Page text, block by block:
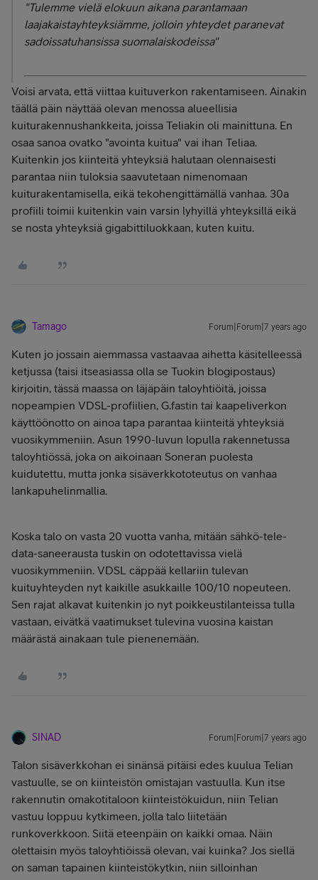
"Tulemme vielä elokuun aikana parantamaan
laajakaistayhteyksiämme, jolloin yhteydet paranevat
sadoissatuhansissa suomalaiskodeissa"
Voisi arvata, että viittaa kuituverkon rakentamiseen. Ainakin
täällä päin näyttää olevan menossa alueellisia
kuiturakennushankkeita, joissa Teliakin oli mainittuna. En
osaa sanoa ovatko "avointa kuitua" vai ihan Teliaa.
Kuitenkin jos kiinteitä yhteyksiä halutaan olennaisesti
parantaa niin tuloksia saavutetaan nimenomaan
kuiturakentamisella, eikä tekohengittämällä vanhaa. 30a
profiili toimii kuitenkin vain varsin lyhyillä yhteyksillä eikä
se nosta yhteyksiä gigabittiluokkaan, kuten kuitu.
Tamago Forum|Forum|7 years ago
Kuten jo jossain aiemmassa vastaavaa aihetta käsitelleessä
ketjussa (taisi itseasiassa olla se Tuokin blogipostaus)
kirjoitin, tässä maassa on läjäpäin taloyhtiöitä, joissa
nopeampien VDSL-profiilien, G.fastin tai kaapeliverkon
käyttöönotto on ainoa tapa parantaa kiinteitä yhteyksiä
vuosikymmeniin. Asun 1990-luvun lopulla rakennetussa
taloyhtiössä, joka on aikoinaan Soneran puolesta
kuidutettu, mutta jonka sisäverkkototeutus on vanhaa
lankapuhelinmallia.
Koska talo on vasta 20 vuotta vanha, mitään sähkö-tele-
data-saneerausta tuskin on odotettavissa vielä
vuosikymmeniin. VDSL cäppää kellariin tulevan
kuituyhteyden nyt kaikille asukkaille 100/10 nopeuteen.
Sen rajat alkavat kuitenkin jo nyt poikkeustilanteissa tulla
vastaan, eivätkä vaatimukset tulevina vuosina kaistan
määrästä ainakaan tule pienenemään.
SINAD Forum|Forum|7 years ago
Talon sisäverkkohan ei sinänsä pitäisi edes kuulua Telian
vastuulle, se on kiinteistön omistajan vastuulla. Kun itse
rakennutin omakotitaloon kiinteistökuidun, niin Telian
vastuu loppuu kytkimeen, jolla talo liitetään
runkoverkkoon. Siitä eteenpäin on kaikki omaa. Näin
olettaisin myös taloyhtiöissä olevan, vai kuinka? Jos siellä
on saman tapainen kiinteistökytkin, niin silloinhan